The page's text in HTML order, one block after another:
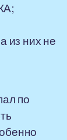
из них не
по